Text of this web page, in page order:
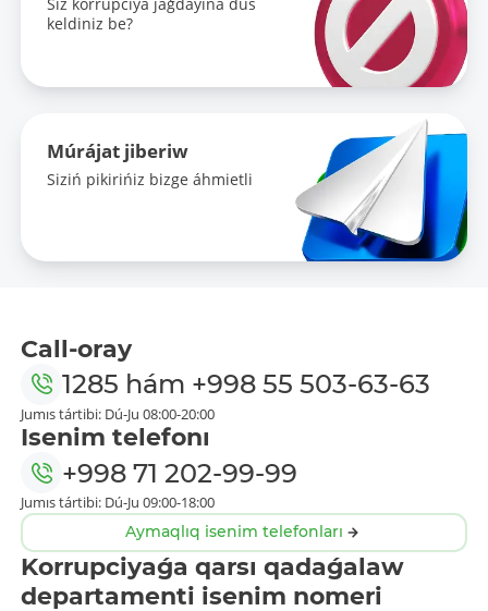
Siz korrupciya jaǵdayına dus
keldiniz be?
Múrájat jiberiw
Siziń pikirińiz bizge áhmietli
Call-oray
1285 hám +998 55 503-63-63
Jumıs tártibi: Dú-Ju 08:00-20:00
Isenim telefonı
+998 71 202-99-99
Jumıs tártibi: Dú-Ju 09:00-18:00
Aymaqlıq isenim telefonları
Korrupciyaǵa qarsı qadaǵalaw
departamenti isenim nomeri